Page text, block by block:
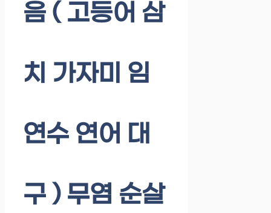
음 ( 고등어 삼
치 가자미 임
연수 연어 대
구 ) 무염 순살